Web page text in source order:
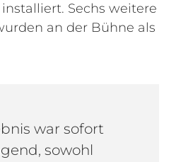
Sechs weitere
an der Bühne als
war sofort
sowohl